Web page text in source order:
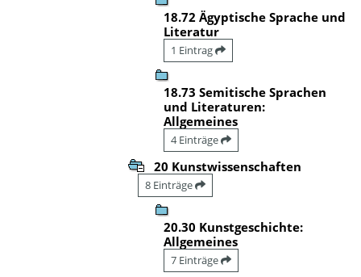
18.72 Ägyptische Sprache und
Literatur
1 Eintrag
18.73 Semitische Sprachen
und Literaturen:
Allgemeines
4 Einträge
20 Kunstwissenschaften
8 Einträge
20.30 Kunstgeschichte:
Allgemeines
7 Einträge